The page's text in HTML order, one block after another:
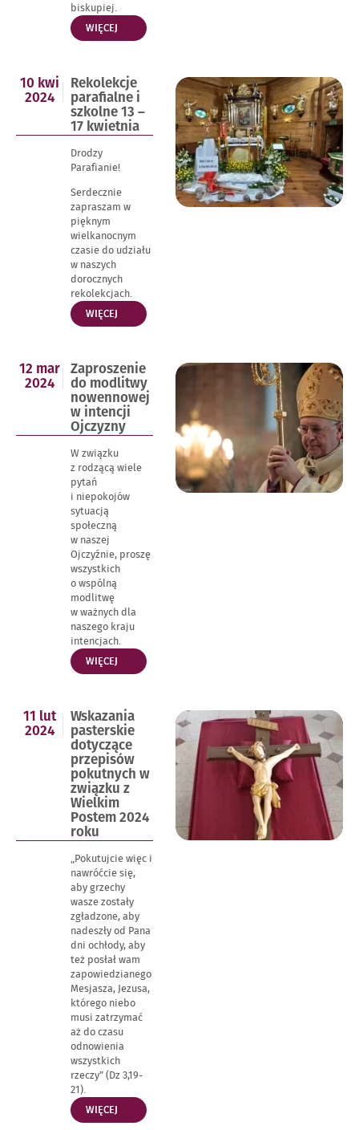
biskupiej.
WIĘCEJ „PROGRAM
WIZYTACJI
NASZEJ
PARAFII”
Rekolekcje
parafialne i
szkolne 13 –
17 kwietnia
Opublikowano
w
10 kwi
2024
Drodzy
Parafianie!
Serdecznie
zapraszam w
pięknym
wielkanocnym
czasie do udziału
w naszych
dorocznych
rekolekcjach.
WIĘCEJ „REKOLEKCJE
PARAFIALNE
13
–
17
KWIETNIA”
Zaproszenie
do modlitwy
nowennowej
w intencji
Ojczyzny
Opublikowano
w
12 mar
2024
W związku
z rodzącą wiele
pytań
i niepokojów
sytuacją
społeczną
w naszej
Ojczyźnie, proszę
wszystkich
o wspólną
modlitwę
w ważnych dla
naszego kraju
intencjach.
WIĘCEJ „ZAPROSZENIE
DO
W
INTENCJI
OJCZYZNY”
Wskazania
pasterskie
dotyczące
przepisów
pokutnych w
związku z
Wielkim
Postem 2024
roku
Opublikowano
w
11 lut
2024
„Pokutujcie więc i
nawróćcie się,
aby grzechy
wasze zostały
zgładzone, aby
nadeszły od Pana
dni ochłody, aby
też posłał wam
zapowiedzianego
Mesjasza, Jezusa,
którego niebo
musi zatrzymać
aż do czasu
odnowienia
wszystkich
rzeczy” (Dz 3,19-
21).
WIĘCEJ „WSKAZANIA
PASTERSKIE